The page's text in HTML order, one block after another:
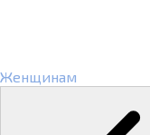
Женщинам